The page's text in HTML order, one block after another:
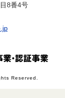
8番4号
Reserved.